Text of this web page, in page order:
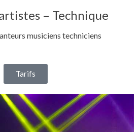
– Technique
musiciens techniciens
Tarifs